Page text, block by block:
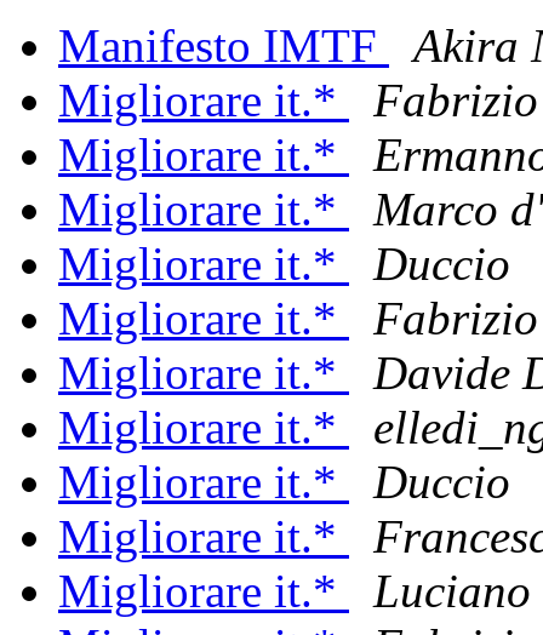
Manifesto IMTF
Akira
Migliorare it.*
Fabrizio
Migliorare it.*
Migliorare it.*
Marco
Migliorare it.*
Duccio
Migliorare it.*
Fabrizio
Migliorare it.*
Davide
Migliorare it.*
Migliorare it.*
Duccio
Migliorare it.*
Migliorare it.*
Luciano